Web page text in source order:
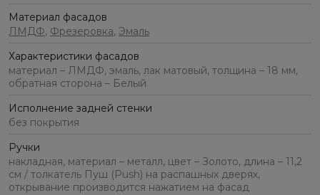
Материал фасадов
ЛМДФ, Фрезеровка, Эмаль
Характеристики фасадов
материал – ЛМДФ, эмаль, лак матовый, толщина – 18 мм,
обратная сторона – Белый
Исполнение задней стенки
без покрытия
Ручки
накладная, материал – металл, цвет – Золото, длина – 11,2
см / толкатель Пуш (Push) на распашных дверях,
открывание производится нажатием на фасад